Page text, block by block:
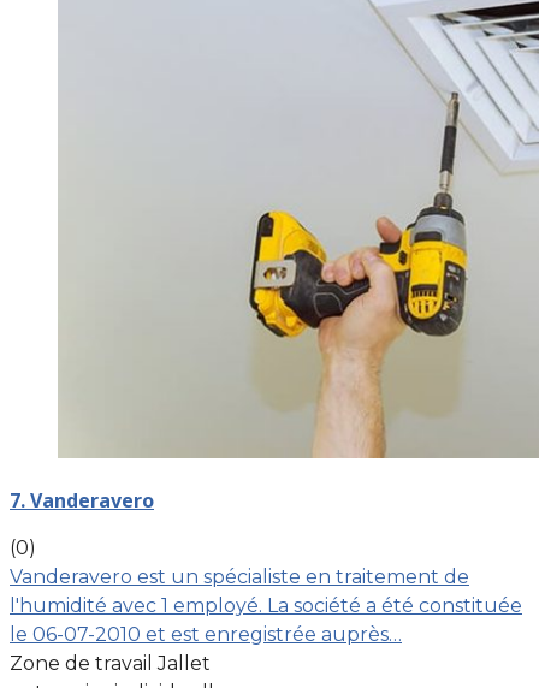
7. Vanderavero
(0)
Vanderavero est un spécialiste en traitement de
l'humidité avec 1 employé. La société a été constituée
le 06-07-2010 et est enregistrée auprès…
Zone de travail Jallet